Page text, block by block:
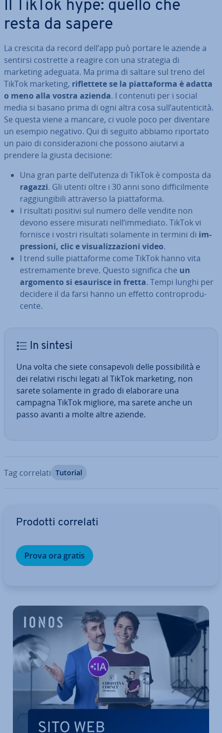
Il TikTok hype: quello che
resta da sapere
La crescita da record dell’app può portare le aziende a
sentirsi costrette a reagire con una strategia di
marketing adeguata. Ma prima di saltare sul treno del
TikTok marketing, ri­flet­te­te se la piat­ta­for­ma è adatta
o meno alla vostra azienda. I contenuti per i social
media si basano prima di ogni altra cosa sull’au­ten­ti­ci­tà.
Se questa viene a mancare, ci vuole poco per diventare
un esempio negativo. Qui di seguito abbiamo riportato
un paio di con­si­de­ra­zio­ni che possono aiutarvi a
prendere la giusta decisione:
Una gran parte dell’utenza di TikTok è composta da
ragazzi. Gli utenti oltre i 30 anni sono dif­fi­cil­men­te
rag­giun­gi­bi­li at­tra­ver­so la piat­ta­for­ma.
I risultati positivi sul numero delle vendite non
devono essere misurati nell’immediato. TikTok vi
fornisce i vostri risultati solamente in termini di im­
pres­sio­ni, clic e vi­sua­liz­za­zio­ni video.
I trend sulle piat­ta­for­me come TikTok hanno vita
estre­ma­men­te breve. Questo significa che un
argomento si esaurisce in fretta. Tempi lunghi per
decidere il da farsi hanno un effetto con­tro­pro­du­
cen­te.
In sintesi
Una volta che siete con­sa­pe­vo­li delle pos­si­bi­li­tà e
dei relativi rischi legati al TikTok marketing, non
sarete solamente in grado di elaborare una
campagna TikTok migliore, ma sarete anche un
passo avanti a molte altre aziende.
Tag correlati Tutorial
Prodotti correlati
Prova ora gratis